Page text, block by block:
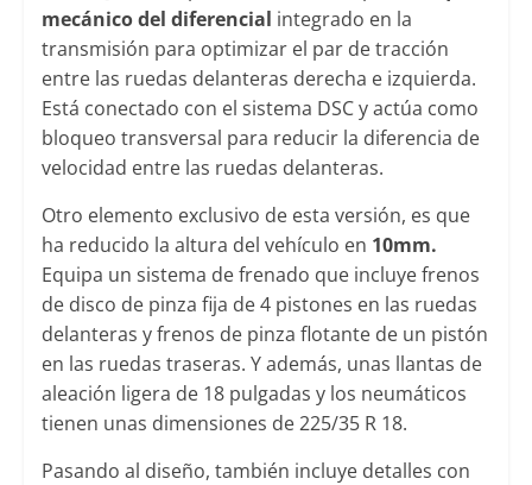
mecánico del diferencial integrado en la
transmisión para optimizar el par de tracción
entre las ruedas delanteras derecha e izquierda.
Está conectado con el sistema DSC y actúa como
bloqueo transversal para reducir la diferencia de
velocidad entre las ruedas delanteras.
Otro elemento exclusivo de esta versión, es que
ha reducido la altura del vehículo en 10mm.
Equipa un sistema de frenado que incluye frenos
de disco de pinza fija de 4 pistones en las ruedas
delanteras y frenos de pinza flotante de un pistón
en las ruedas traseras. Y además, unas llantas de
aleación ligera de 18 pulgadas y los neumáticos
tienen unas dimensiones de 225/35 R 18.
Pasando al diseño, también incluye detalles con